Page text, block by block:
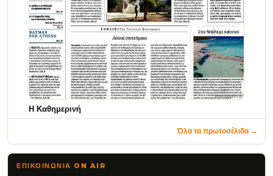
Η Καθημερινή
Όλα τα πρωτοσέλιδα →
ΕΠΙΚΟΙΝΩΝΊΑ ON AIR